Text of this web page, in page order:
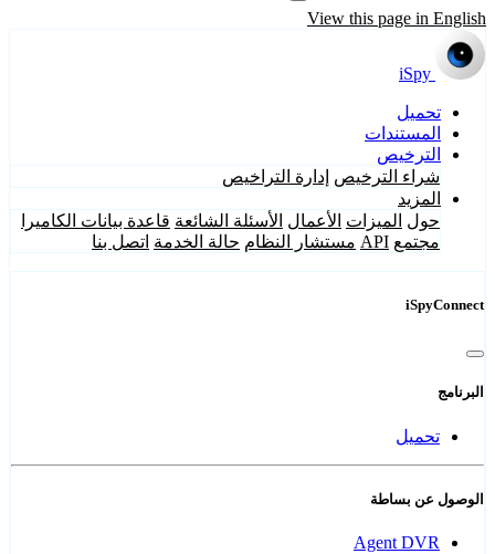
View this page in English
iSpy
تحميل
المستندات
الترخيص
شراء الترخيص إدارة التراخيص
المزيد
حول الميزات الأعمال الأسئلة الشائعة قاعدة بيانات الكاميرا
مجتمع API مستشار النظام حالة الخدمة اتصل بنا
iSpyConnect
البرنامج
تحميل
الوصول عن بساطة
Agent DVR